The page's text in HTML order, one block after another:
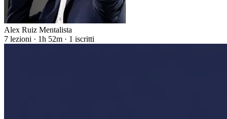
Alex Ruiz Mentalista
7 lezioni · 1h 52m · 1 iscritti